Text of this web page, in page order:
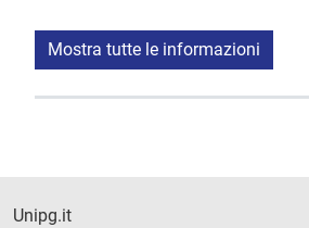
Mostra tutte le informazioni
Unipg.it